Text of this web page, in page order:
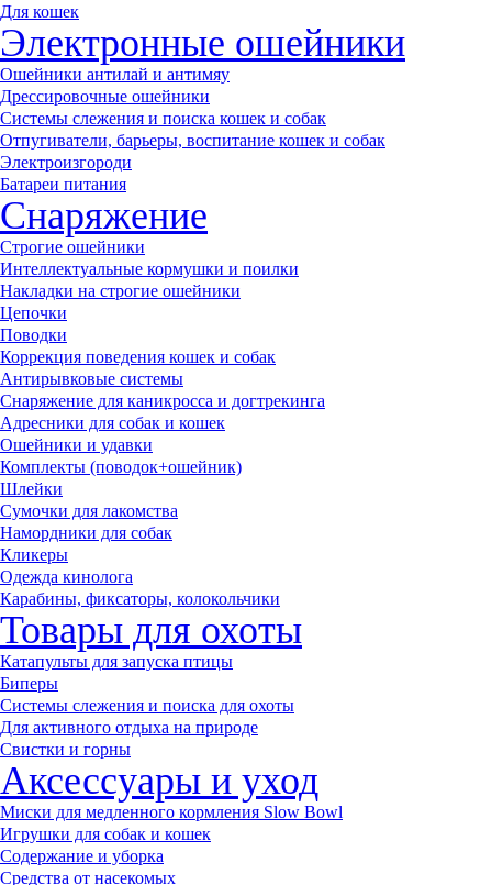
Для кошек
Электронные ошейники
Ошейники антилай и антимяу
Дрессировочные ошейники
Системы слежения и поиска кошек и собак
Отпугиватели, барьеры, воспитание кошек и собак
Электроизгороди
Батареи питания
Снаряжение
Строгие ошейники
Интеллектуальные кормушки и поилки
Накладки на строгие ошейники
Цепочки
Поводки
Коррекция поведения кошек и собак
Антирывковые системы
Снаряжение для каникросса и догтрекинга
Адресники для собак и кошек
Ошейники и удавки
Комплекты (поводок+ошейник)
Шлейки
Сумочки для лакомства
Намордники для собак
Кликеры
Одежда кинолога
Карабины, фиксаторы, колокольчики
Товары для охоты
Катапульты для запуска птицы
Биперы
Системы слежения и поиска для охоты
Для активного отдыха на природе
Свистки и горны
Аксессуары и уход
Миски для медленного кормления Slow Bowl
Игрушки для собак и кошек
Содержание и уборка
Средства от насекомых